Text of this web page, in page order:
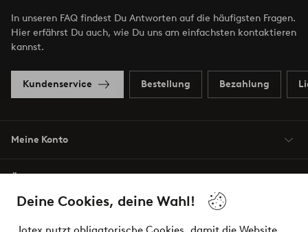
Deine Cookies, deine Wahl!
In unseren FAQ findest Du Antworten auf die häufigsten Fragen.
Hier erfährst Du auch, wie Du uns am einfachsten kontaktieren
kannst.
Kundenservice Bestellung Bezahlung
Meine Konto